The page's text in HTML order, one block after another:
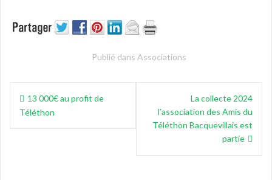
Publié dans Associations
Navigation
de 13 000€ au profit de
Téléthon
La collecte 2024
l’association des Amis du
Téléthon Bacquevillais est
partie